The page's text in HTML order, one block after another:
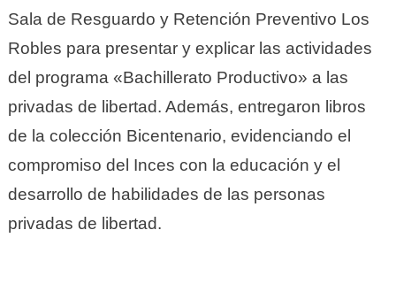
Sala de Resguardo y Retención Preventivo Los
Robles para presentar y explicar las actividades
del programa «Bachillerato Productivo» a las
privadas de libertad. Además, entregaron libros
de la colección Bicentenario, evidenciando el
compromiso del Inces con la educación y el
desarrollo de habilidades de las personas
privadas de libertad.